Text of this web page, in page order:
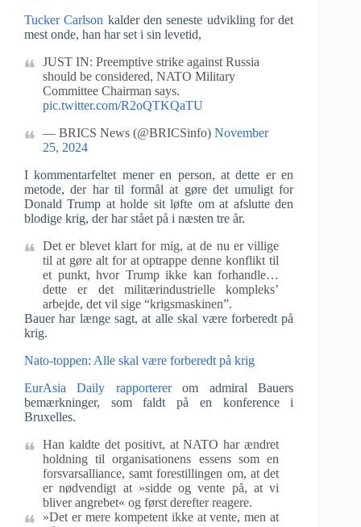
Tucker Carlson kalder den seneste udvikling for det
mest onde, han har set i sin levetid,
JUST IN: Preemptive strike against Russia
should be considered, NATO Military
Committee Chairman says.
pic.twitter.com/R2oQTKQaTU
— BRICS News (@BRICSinfo) November
25, 2024
I kommentarfeltet mener en person, at dette er en
metode, der har til formål at gøre det umuligt for
Donald Trump at holde sit løfte om at afslutte den
blodige krig, der har stået på i næsten tre år.
Det er blevet klart for mig, at de nu er villige
til at gøre alt for at optrappe denne konflikt til
et punkt, hvor Trump ikke kan forhandle…
dette er det militærindustrielle kompleks’
arbejde, det vil sige “krigsmaskinen”.
Bauer har længe sagt, at alle skal være forberedt på
krig.
Nato-toppen: Alle skal være forberedt på krig
EurAsia Daily rapportererom admiral Bauers
bemærkninger, som faldt på en konference i
Bruxelles.
Han kaldte det positivt, at NATO har ændret
holdning til organisationens essens som en
forsvarsalliance, samt forestillingen om, at det
er nødvendigt at »sidde og vente på, at vi
bliver angrebet« og først derefter reagere.
»Det er mere kompetent ikke at vente, men at